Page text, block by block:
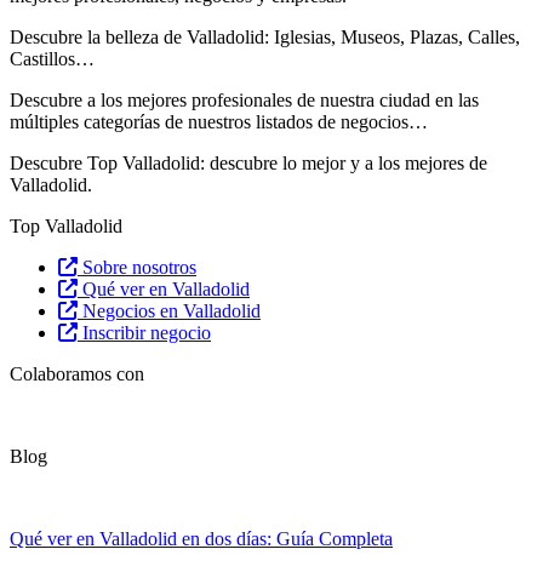
Descubre la belleza de Valladolid: Iglesias, Museos, Plazas, Calles,
Castillos…
Descubre a los mejores profesionales de nuestra ciudad en las
múltiples categorías de nuestros listados de negocios…
Descubre Top Valladolid: descubre lo mejor y a los mejores de
Valladolid.
Top Valladolid
Sobre nosotros
Qué ver en Valladolid
Negocios en Valladolid
Inscribir negocio
Colaboramos con
Blog
Qué ver en Valladolid en dos días: Guía Completa